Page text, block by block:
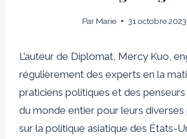
Par Marie 31 octobre 2023
L’auteur de Diplomat, Mercy Kuo,
régulièrement des experts en la
praticiens politiques et des
du monde entier pour leurs
sur la politique asiatique des États-